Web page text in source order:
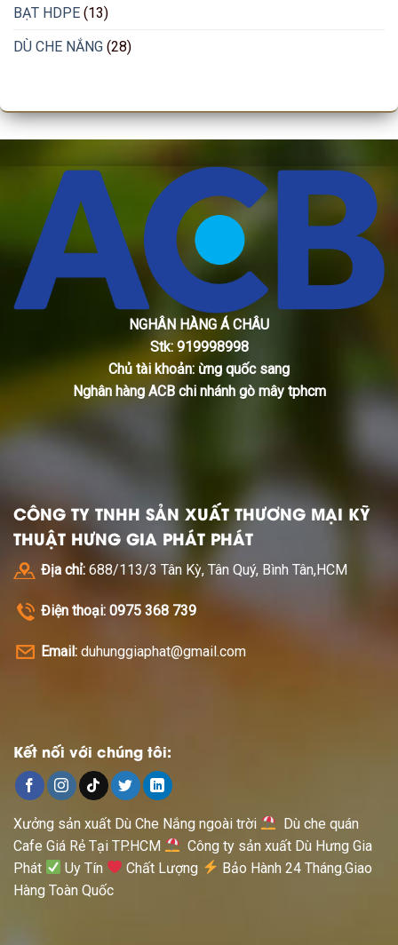
BẠT HDPE (13)
DÙ CHE NẮNG (28)
NGHÂN HÀNG Á CHÂU
Stk: 919998998
Chủ tài khoản: ừng quốc sang
Nghân hàng ACB chi nhánh gò mây tphcm
CÔNG TY TNHH SẢN XUẤT THƯƠNG MẠI KỸ
THUẬT HƯNG GIA PHÁT PHÁT
Địa chỉ: 688/113/3 Tân Kỳ, Tân Quý, Bình Tân,HCM
Điện thoại: 0975 368 739
Email: duhunggiaphat@gmail.com
Kết nối với chúng tôi:
Xưởng sản xuất Dù Che Nắng ngoài trời
Dù che quán
Cafe Giá Rẻ Tại TP.HCM
Công ty sản xuất Dù Hưng Gia
Phát
Uy Tín Chất Lượng
Bảo Hành 24 Tháng.Giao
Hàng Toàn Quốc